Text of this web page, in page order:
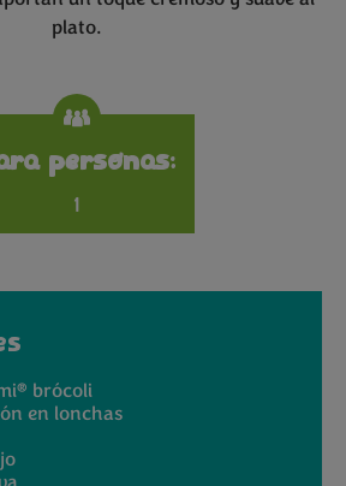
plato.
Specifications
personas:
1
® brócoli
en lonchas